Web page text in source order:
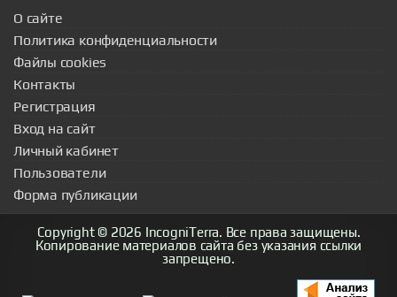
О сайте
Политика конфиденциальности
Файлы cookies
Контакты
Регистрация
Вход на сайт
Личный кабинет
Пользователи
Форма публикации
Copyright © 2026 IncogniTerra. Все права защищены.
Копирование материалов сайта без указания ссылки
запрещено.